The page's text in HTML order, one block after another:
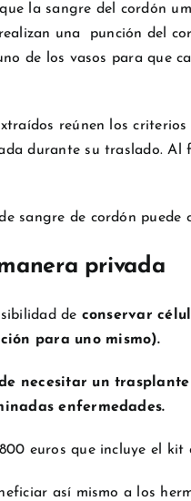
la sangre del cordón
una punción del
de los vasos para que
reúnen los
durante su traslado.
sangre de cordón puede
privada
de conservar
para uno mismo).
necesitar un
enfermedades.
euros que incluye el
así mismo a los